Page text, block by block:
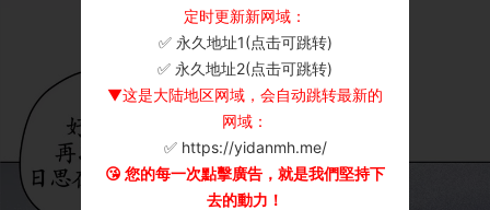
定时更新新网域：
✅ 永久地址1(点击可跳转)
✅ 永久地址2(点击可跳转)
▼这是大陆地区网域，会自动跳转最新的
网域：
✅ https://yidanmh.me/
😘 您的每一次點擊廣告，就是我們堅持下
去的動力！